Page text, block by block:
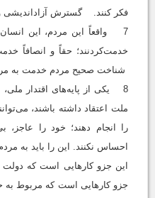
فكر كنند. گسترش آزاداندیشی
7 واقعاً این مردم، این
خدمت‌کردنند؛ حقاً و انصافاً
شناخت صحیح مردم خدمت به
8 يكى از پايه‌هاى اقتدار
ملت اعتقاد داشته باشند،
را انجام دهند؛ خود را
احساس نكنند. اين را بايد به
اين جزو كارهايى است كه دولت
جزو كارهايى است كه مربوط